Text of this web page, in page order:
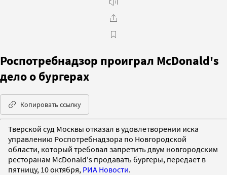
Роспотребнадзор проиграл McDonald's
дело о бургерах
Копировать ссылку
Тверской суд Москвы отказал в удовлетворении иска
управлению Роспотребнадзора по Новгородской
области, который требовал запретить двум новгородским
ресторанам McDonald's продавать бургеры, передает в
пятницу, 10 октября, РИА Новости.